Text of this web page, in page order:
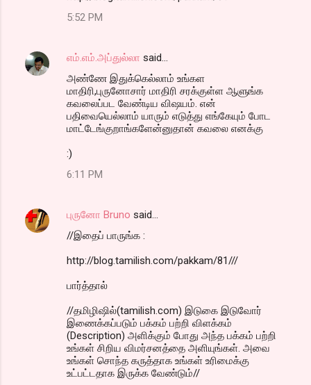
5:52 PM
எம்.எம்.அப்துல்லா said…
அண்ணே இதுக்கெல்லாம் உங்கள
மாதிரி,புருனோசார் மாதிரி சரக்குள்ள ஆளுங்க
கவலைப்பட வேண்டிய விஷயம். என்
பதிவையெல்லாம் யாரும் எடுத்து எங்கேயும் போட
மாட்டேங்குறாங்களேன்னுதான் கவலை எனக்கு
:)
6:11 PM
புருனோ Bruno said…
//இதைப் பாருங்க :
http://blog.tamilish.com/pakkam/81///
பார்த்தால்
//தமிழிஷில்(tamilish.com) இடுகை இடுவோர்
இணைக்கப்படும் பக்கம் பற்றி விளக்கம்
(Description) அளிக்கும் போது அந்த பக்கம் பற்றி
உங்கள் சிறிய விமர்சனத்தை அளியுங்கள். அவை
உங்கள் சொந்த கருத்தாக உங்கள் உரிமைக்கு
உட்பட்டதாக இருக்க வேண்டும்//